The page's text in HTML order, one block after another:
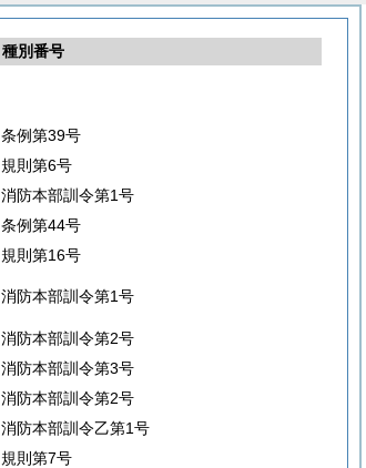
種別番号
条例第39号
規則第6号
消防本部訓令第1号
条例第44号
規則第16号
消防本部訓令第1号
消防本部訓令第2号
消防本部訓令第3号
消防本部訓令第2号
消防本部訓令乙第1号
規則第7号